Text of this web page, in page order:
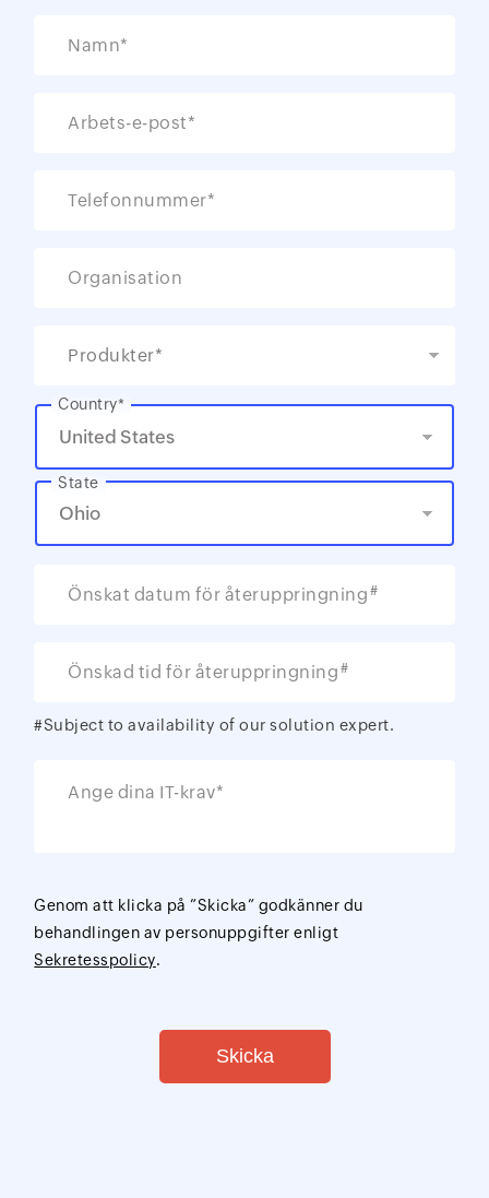
Namn*
Arbets-e-post*
Telefonnummer*
Organisation
Produkter*
Country*
State
Önskat datum för återuppringning #
Önskad tid för återuppringning #
#Subject to availability of our solution expert.
Ange dina IT-krav*
Genom att klicka på ”Skicka” godkänner du
behandlingen av personuppgifter enligt
Sekretesspolicy.
Skicka